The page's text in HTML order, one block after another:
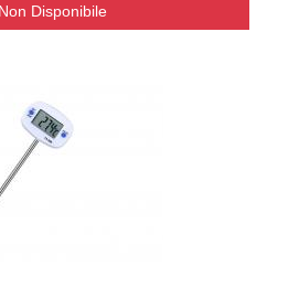
Non Disponibile